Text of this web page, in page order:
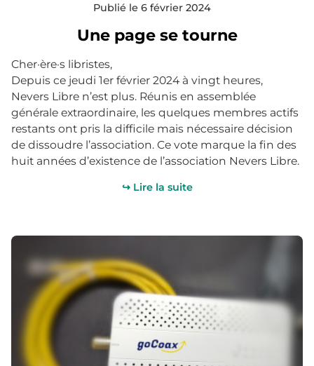
Publié le 6 février 2024
Une page se tourne
Cher·ère·s libristes,
Depuis ce jeudi 1er février 2024 à vingt heures,
Nevers Libre n’est plus. Réunis en assemblée
générale extraordinaire, les quelques membres actifs
restants ont pris la difficile mais nécessaire décision
de dissoudre l’association. Ce vote marque la fin des
huit années d’existence de l’association Nevers Libre.
↪ Lire la suite